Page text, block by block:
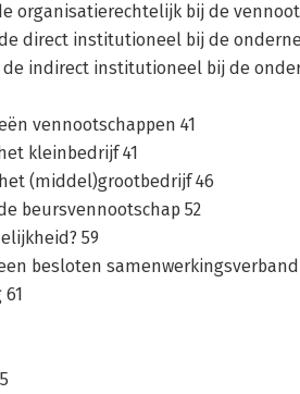
organisatierechtelijk bij de
direct institutioneel bij de
de indirect institutioneel bij de
vennootschappen 41
kleinbedrijf 41
(middel)grootbedrijf 46
beursvennootschap 52
59
besloten